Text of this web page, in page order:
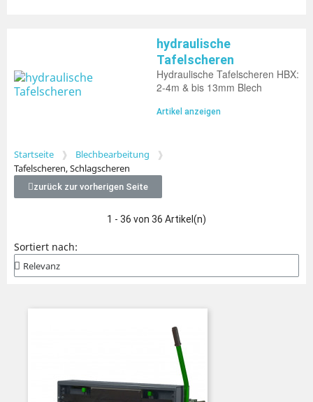
hydraulische
Tafelscheren
Hydraulische Tafelscheren HBX:
2-4m & bis 13mm Blech
Artikel anzeigen
Startseite
Blechbearbeitung
Tafelscheren, Schlagscheren
zurück zur vorherigen Seite
1 - 36 von 36 Artikel(n)
Sortiert nach: